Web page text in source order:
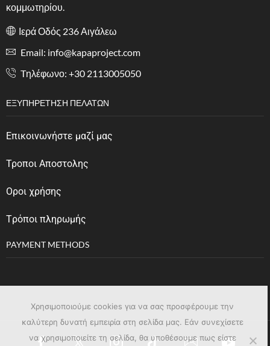
κομμωτηρίου.
Ιερά Οδός 236 Αιγάλεω
Email: info@kapaproject.com
Tηλέφωνο: +30 2113005050
ΕΞΥΠΗΡΈΤΗΣΗ ΠΕΛΑΤΏΝ
Επικοινωνήστε μαζί μας
Τροποι Αποστολης
Οροι χρήσης
Tρόποι πληρωμής
PAYMENT METHODS
Χρησιμοποιούμε cookies για να σας προσφέρουμε την
καλύτερη δυνατή εμπειρία στη σελίδα μας. Εάν συνεχίσετε
να χρησιμοποιείτε τη σελίδα, θα υποθέσουμε πως είστε